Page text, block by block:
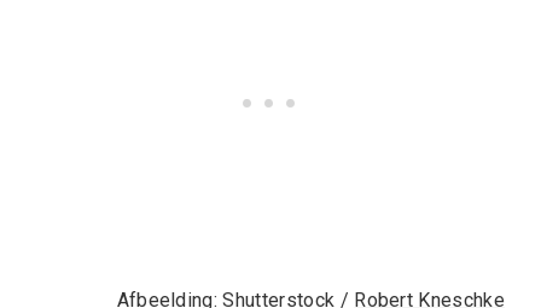
Afbeelding: Shutterstock / Robert Kneschke